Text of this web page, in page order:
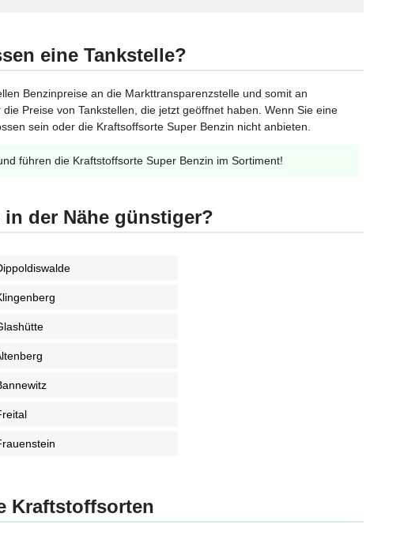
eine Tankstelle?
Benzinpreise an die Markttransparenzstelle und somit an
Preise von Tankstellen, die jetzt geöffnet haben. Wenn Sie eine
sein oder die Kraftsoffsorte Super Benzin nicht anbieten.
führen die Kraftstoffsorte Super Benzin im Sortiment!
der Nähe günstiger?
Kraftstoffsorten